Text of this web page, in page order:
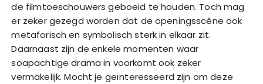
de filmtoeschouwers geboeid te houden. Toch mag
er zeker gezegd worden dat de openingsscène ook
metaforisch en symbolisch sterk in elkaar zit.
Daarnaast zijn de enkele momenten waar
soapachtige drama in voorkomt ook zeker
vermakelijk. Mocht je geïnteresseerd zijn om deze